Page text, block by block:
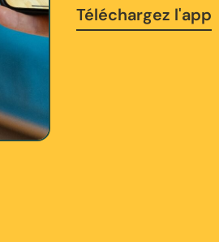
Téléchargez l'app